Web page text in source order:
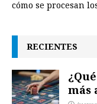
cómo se procesan
RECIENTES
más